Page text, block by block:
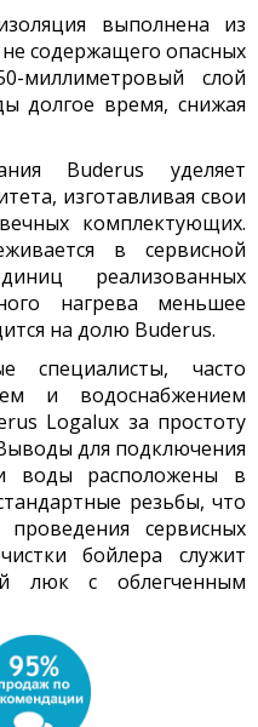
выполнена из
содержащего опасных
миллиметровый слой
долгое время, снижая
Buderus уделяет
изготавливая свои
комплектующих.
в сервисной
реализованных
нагрева меньшее
на долю Buderus.
специалисты, часто
и водоснабжением
Logalux за простоту
для подключения
воды расположены в
резьбы, что
сервисных
бойлера служит
люк с облегченным